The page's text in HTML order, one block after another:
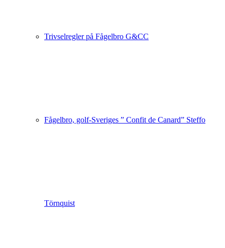
Trivselregler på Fågelbro G&CC
Fågelbro, golf-Sveriges ” Confit de Canard” Steffo
Törnquist